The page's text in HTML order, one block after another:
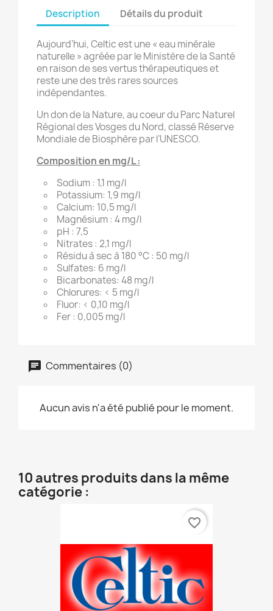
Description Détails du produit
Aujourd’hui, Celtic est une « eau minérale
naturelle » agréée par le Ministère de la Santé
en raison de ses vertus thérapeutiques et
reste une des très rares sources
indépendantes.
Un don de la Nature, au coeur du Parc Naturel
Régional des Vosges du Nord, classé Réserve
Mondiale de Biosphère par l’UNESCO.
Composition en mg/L :
Sodium : 1,1 mg/l
Potassium: 1,9 mg/l
Calcium: 10,5 mg/l
Magnésium : 4 mg/l
pH : 7,5
Nitrates : 2,1 mg/l
Résidu à sec à 180 °C : 50 mg/l
Sulfates: 6 mg/l
Bicarbonates: 48 mg/l
Chlorures: < 5 mg/l
Fluor: < 0,10 mg/l
Fer : 0,005 mg/l
Commentaires (0)
Aucun avis n'a été publié pour le moment.
10 autres produits dans la même
catégorie :
favorite_border